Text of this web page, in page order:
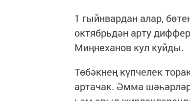
1 гыйнвардан алар,
октябрьдән арту
Миңнеханов кул куйды.
Төбәкнең күпчелек
артачак. Әмма